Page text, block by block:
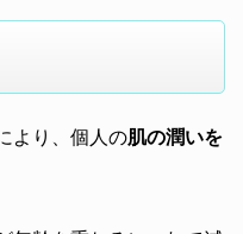
より、個人の肌の潤いを